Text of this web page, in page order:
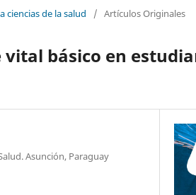
ciencias de la salud / Artículos Originales
básico en
Asunción, Paraguay